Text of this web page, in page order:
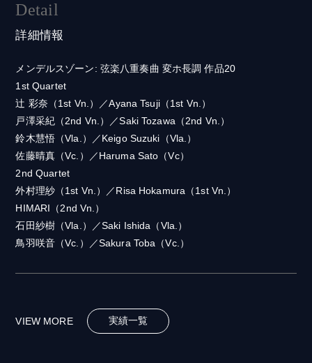
Detail
詳細情報
メンデルスゾーン: 弦楽八重奏曲 変ホ長調 作品20
1st Quartet
辻 彩奈（1st Vn.）／Ayana Tsuji（1st Vn.）
戸澤采紀（2nd Vn.）／Saki Tozawa（2nd Vn.）
鈴木慧悟（Vla.）／Keigo Suzuki（Vla.）
佐藤晴真（Vc.）／Haruma Sato（Vc）
2nd Quartet
外村理紗（1st Vn.）／Risa Hokamura（1st Vn.）
HIMARI（2nd Vn.）
石田紗樹（Vla.）／Saki Ishida（Vla.）
鳥羽咲音（Vc.）／Sakura Toba（Vc.）
VIEW MORE 実績一覧